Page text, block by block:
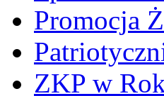
Promocja
ZKP w